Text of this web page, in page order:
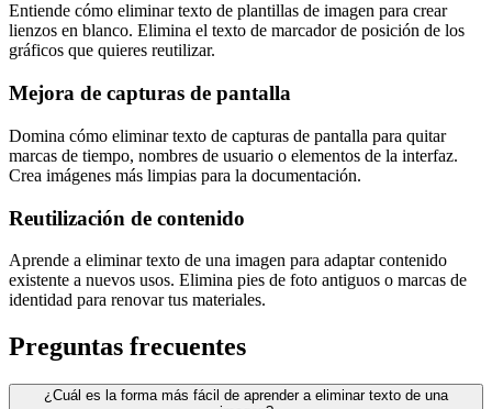
Entiende cómo eliminar texto de plantillas de imagen para crear
lienzos en blanco. Elimina el texto de marcador de posición de los
gráficos que quieres reutilizar.
Mejora de capturas de pantalla
Domina cómo eliminar texto de capturas de pantalla para quitar
marcas de tiempo, nombres de usuario o elementos de la interfaz.
Crea imágenes más limpias para la documentación.
Reutilización de contenido
Aprende a eliminar texto de una imagen para adaptar contenido
existente a nuevos usos. Elimina pies de foto antiguos o marcas de
identidad para renovar tus materiales.
Preguntas frecuentes
¿Cuál es la forma más fácil de aprender a eliminar texto de una